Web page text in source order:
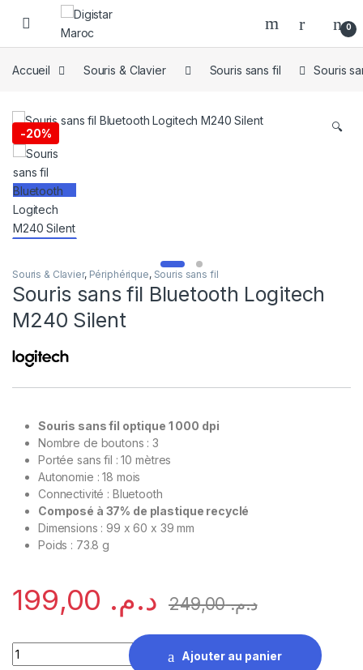
Skip to navigation
Skip to content
0
Accueil Souris & Clavier Souris sans fil Souris
-20% 🔍
Souris & Clavier, Périphérique, Souris sans fil
Souris sans fil Bluetooth Logitech
M240 Silent
Souris sans fil optique 1 000 dpi
Nombre de boutons : 3
Portée sans fil : 10 mètres
Autonomie : 18 mois
Connectivité : Bluetooth
Composé à 37% de plastique recyclé
Dimensions : 99 x 60 x 39 mm
Poids : 73.8 g
د.م. د.م.249,00
Souris sans fil Bluetooth Logitech M240 Silent quantity
Ajouter au panier